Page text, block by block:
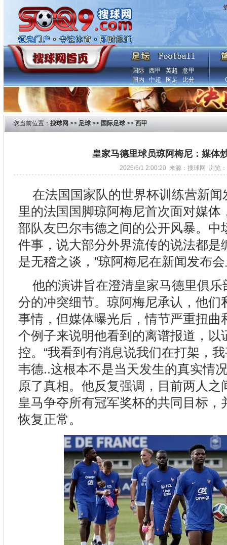
国际 西甲 英超
意甲
国内
中超 国足 比分
您当前位置： 搜球网 >> 足球>> 国际足球>> 西甲
皇家马德里球员琼阿梅尼：媒体
2026/6/1 2:00:20 来源：搜球网 浏览：
在法国国家队的世界杯训练营新
里的法国国脚琼阿梅尼首次面对媒体
部队友巴尔韦德之间的公开风暴。中
件事，说大部分外界流传的说法都是
是无稽之谈，”琼阿梅尼在新闻发布
他的演讲旨在澄清皇家马德里俱
分的冲突细节。琼阿梅尼承认，他们
事情，但媒体曝光后，情节严重扭曲
个例子来说明他看到的离谱报道，以
控。“我看到有消息说我们在打架，
韦德..这根本不是当天发生的真实情
原了真相。他反复强调，目前两人之
皇马争夺所有冠军奖杯的共同目标，
恢复正常。